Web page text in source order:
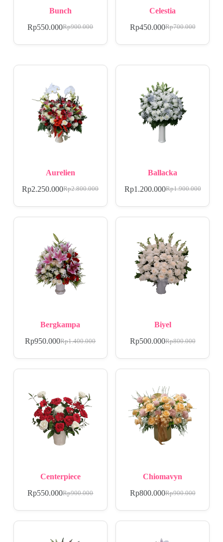
Bunch
Rp900.000
Rp550.000
Celestia
Rp700.000
Rp450.000
Aurelien
Rp2.800.000
Rp2.250.000
Ballacka
Rp1.900.000
Rp1.200.000
Bergkampa
Rp1.400.000
Rp950.000
Biyel
Rp800.000
Rp500.000
Centerpiece
Rp900.000
Rp550.000
Chiomavyn
Rp900.000
Rp800.000